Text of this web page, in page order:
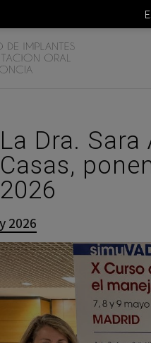
La Dra. Sara
Casas,
2026